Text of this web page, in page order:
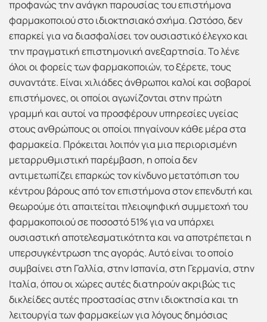
προφανώς την ανάγκη παρουσίας του επιστήμονα
φαρμακοποιού στο ιδιοκτησιακό σχήμα. Ωστόσο, δεν
επαρκεί για να διασφαλίσει τον ουσιαστικό έλεγχο και
την πραγματική επιστημονική ανεξαρτησία. Το λένε
όλοι οι φορείς των φαρμακοποιών, το ξέρετε, τους
συναντάτε. Είναι χιλιάδες άνθρωποι καλοί και σοβαροί
επιστήμονες, οι οποίοι αγωνίζονται στην πρώτη
γραμμή και αυτοί να προσφέρουν υπηρεσίες υγείας
στους ανθρώπους οι οποίοι πηγαίνουν κάθε μέρα στα
φαρμακεία. Πρόκειται λοιπόν για μια περιορισμένη
μεταρρυθμιστική παρέμβαση, η οποία δεν
αντιμετωπίζει επαρκώς τον κίνδυνο μετατόπιση του
κέντρου βάρους από τον επιστήμονα στον επενδυτή και
θεωρούμε ότι απαιτείται πλειοψηφική συμμετοχή του
φαρμακοποιού σε ποσοστό 51% για να υπάρχει
ουσιαστική αποτελεσματικότητα και να αποτρέπεται η
υπερσυγκέντρωση της αγοράς. Αυτό είναι το οποίο
συμβαίνει στη Γαλλία, στην Ισπανία, στη Γερμανία, στην
Ιταλία, όπου οι χώρες αυτές διατηρούν ακριβώς τις
δικλείδες αυτές προστασίας στην ιδιοκτησία και τη
λειτουργία των φαρμακείων για λόγους δημόσιας